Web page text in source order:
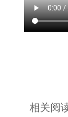
相关阅